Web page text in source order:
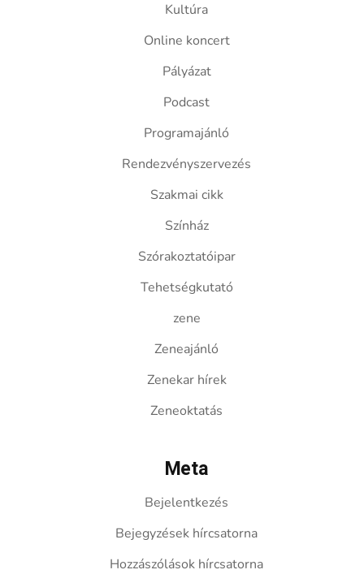
Kultúra
Online koncert
Pályázat
Podcast
Programajánló
Rendezvényszervezés
Szakmai cikk
Színház
Szórakoztatóipar
Tehetségkutató
zene
Zeneajánló
Zenekar hírek
Zeneoktatás
Meta
Bejelentkezés
Bejegyzések hírcsatorna
Hozzászólások hírcsatorna